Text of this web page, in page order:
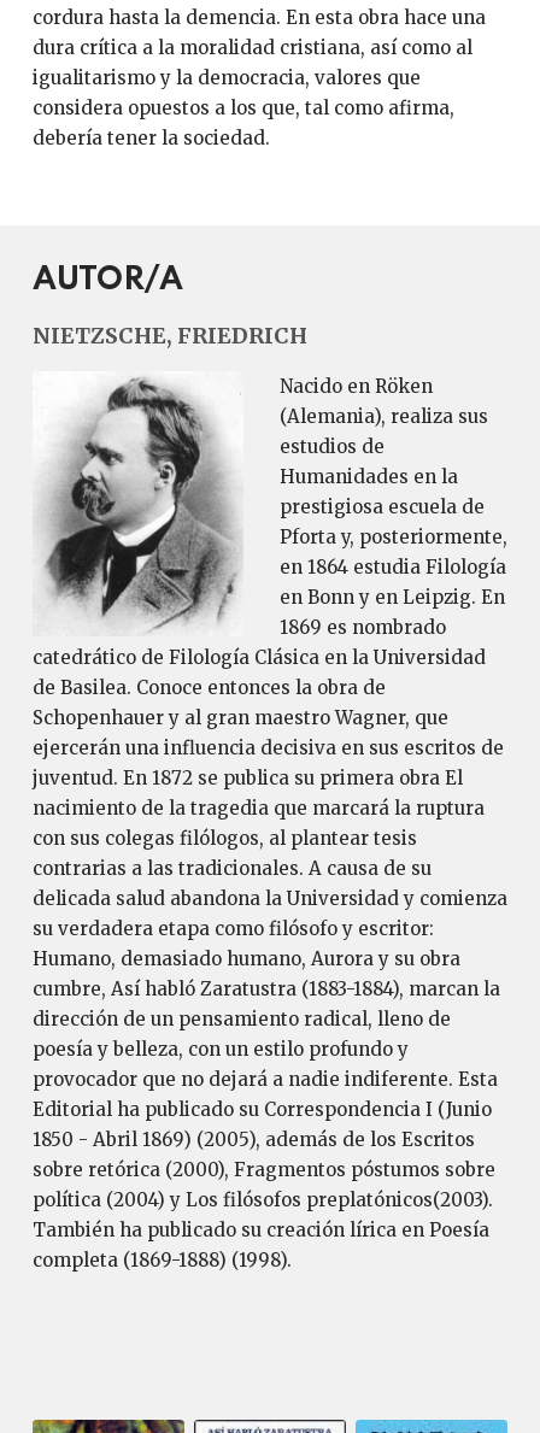
cordura hasta la demencia. En esta obra hace una
dura crítica a la moralidad cristiana, así como al
igualitarismo y la democracia, valores que
considera opuestos a los que, tal como afirma,
debería tener la sociedad.
AUTOR/A
NIETZSCHE, FRIEDRICH
Nacido en Röken
(Alemania), realiza sus
estudios de
Humanidades en la
prestigiosa escuela de
Pforta y, posteriormente,
en 1864 estudia Filología
en Bonn y en Leipzig. En
1869 es nombrado
catedrático de Filología Clásica en la Universidad
de Basilea. Conoce entonces la obra de
Schopenhauer y al gran maestro Wagner, que
ejercerán una influencia decisiva en sus escritos de
juventud. En 1872 se publica su primera obra El
nacimiento de la tragedia que marcará la ruptura
con sus colegas filólogos, al plantear tesis
contrarias a las tradicionales. A causa de su
delicada salud abandona la Universidad y comienza
su verdadera etapa como filósofo y escritor:
Humano, demasiado humano, Aurora y su obra
cumbre, Así habló Zaratustra (1883-1884), marcan la
dirección de un pensamiento radical, lleno de
poesía y belleza, con un estilo profundo y
provocador que no dejará a nadie indiferente. Esta
Editorial ha publicado su Correspondencia I (Junio
1850 - Abril 1869) (2005), además de los Escritos
sobre retórica (2000), Fragmentos póstumos sobre
política (2004) y Los filósofos preplatónicos(2003).
También ha publicado su creación lírica en Poesía
completa (1869-1888) (1998).